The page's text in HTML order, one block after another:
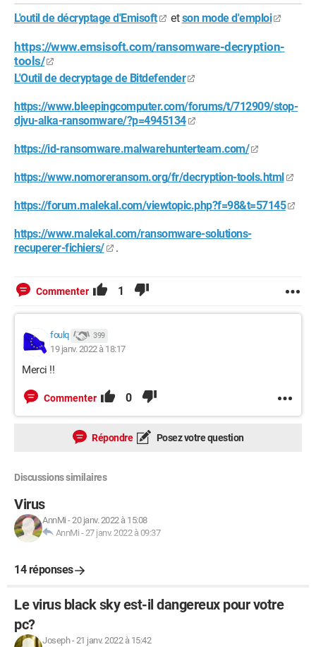
L'outil de décryptage d'Emisoft etson mode d'emploi
https://www.emsisoft.com/ransomware-decryption-
tools/
L'Outil de decryptage de Bitdefender
https://www.bleepingcomputer.com/forums/t/712909/stop-
djvu-alka-ransomware/?p=4945134
https://id-ransomware.malwarehunterteam.com/
https://www.nomoreransom.org/fr/decryption-tools.html
https://forum.malekal.com/viewtopic.php?f=98&t=57145
https://www.malekal.com/ransomware-solutions-
recuperer-fichiers/
.
Commenter 1
foulq 399
19 janv. 2022 à 18:17
Merci !!
Commenter 0
Répondre Posez votre question
Discussions similaires
Virus
AnnMi -20 janv. 2022 à 15:08
AnnMi -27 janv. 2022 à 09:37
14 réponses
Le virus black sky est-il dangereux pour votre
pc?
Joseph-21 janv. 2022 à 15:42